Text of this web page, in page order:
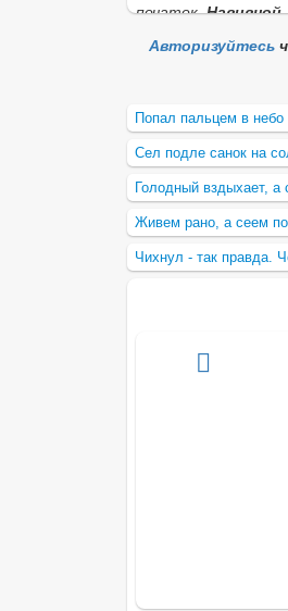
початок.Навивной,
всякий снаряд для
завоек, загривок,
Авторизуйтесь
Попал пальцем в небо
Сел подле санок на
Голодный вздыхает, а
Живем рано, а сеем
Чихнул - так правда.